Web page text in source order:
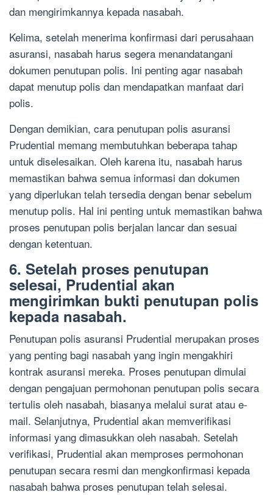
dan mengirimkannya kepada nasabah.
Kelima, setelah menerima konfirmasi dari perusahaan
asuransi, nasabah harus segera menandatangani
dokumen penutupan polis. Ini penting agar nasabah
dapat menutup polis dan mendapatkan manfaat dari
polis.
Dengan demikian, cara penutupan polis asuransi
Prudential memang membutuhkan beberapa tahap
untuk diselesaikan. Oleh karena itu, nasabah harus
memastikan bahwa semua informasi dan dokumen
yang diperlukan telah tersedia dengan benar sebelum
menutup polis. Hal ini penting untuk memastikan bahwa
proses penutupan polis berjalan lancar dan sesuai
dengan ketentuan.
6. Setelah proses penutupan
selesai, Prudential akan
mengirimkan bukti penutupan polis
kepada nasabah.
Penutupan polis asuransi Prudential merupakan proses
yang penting bagi nasabah yang ingin mengakhiri
kontrak asuransi mereka. Proses penutupan dimulai
dengan pengajuan permohonan penutupan polis secara
tertulis oleh nasabah, biasanya melalui surat atau e-
mail. Selanjutnya, Prudential akan memverifikasi
informasi yang dimasukkan oleh nasabah. Setelah
verifikasi, Prudential akan memproses permohonan
penutupan secara resmi dan mengkonfirmasi kepada
nasabah bahwa proses penutupan telah selesai.